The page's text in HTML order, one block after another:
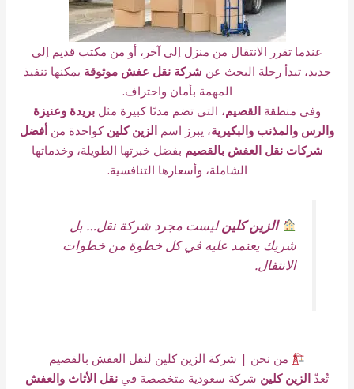
عندما تقرر الانتقال من منزل إلى آخر، أو من مكتب قديم إلى
جديد، تبدأ رحلة البحث عن شركة نقل عفش موثوقة يمكنها تنفيذ
المهمة بأمان واحتراف.
وفي منطقة القصيم، التي تضم مدنًا كبيرة مثل بريدة وعنيزة
والرس والمذنب والبكيرية، يبرز اسم الزين كلين كواحدة من أفضل
شركات نقل العفش بالقصيم بفضل خبرتها الطويلة، وخدماتها
الشاملة، وأسعارها التنافسية.
الزين كلينليست مجرد شركة نقل… بل
شريك يعتمد عليه في كل خطوة من خطوات
الانتقال.
من نحن | شركة الزين كلين لنقل العفش بالقصيم
تُعدّ الزين كلين شركة سعودية متخصصة في نقل الأثاث والعفش